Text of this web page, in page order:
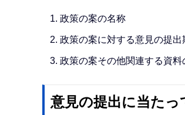
政策の案の名称
政策の案に対する意見の提出
政策の案その他関連する資料
意見の提出に当たっ